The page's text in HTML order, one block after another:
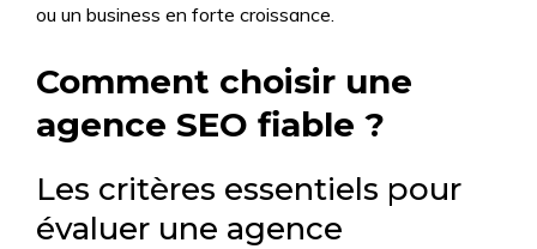
ou un business en forte croissance.
Comment choisir une
agence SEO fiable ?
Les critères essentiels pour
évaluer une agence